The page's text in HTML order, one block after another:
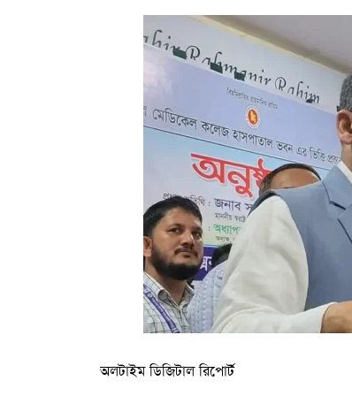
অলটাইম ডিজিটাল রিপোর্ট